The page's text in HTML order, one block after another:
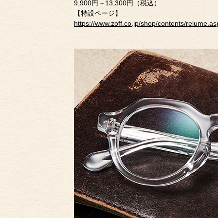
9,900円～13,300円（税込）
【特設ページ】
https://www.zoff.co.jp/shop/contents/